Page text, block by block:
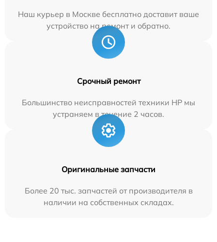
Наш курьер в Москве бесплатно доставит ваше
устройство на ремонт и обратно.
Срочный ремонт
Большинство неисправностей техники HP мы
устраняем в течение 2 часов.
Оригинальные запчасти
Более 20 тыс. запчастей от производителя в
наличии на собственных складах.